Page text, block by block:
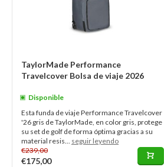
TaylorMade Performance
Travelcover Bolsa de viaje 2026
Disponible
Esta funda de viaje Performance Travelcover
'26 gris de TaylorMade, en color gris, protege
su set de golf de forma óptima gracias a su
material resis... seguir leyendo
€239,00
€175,00